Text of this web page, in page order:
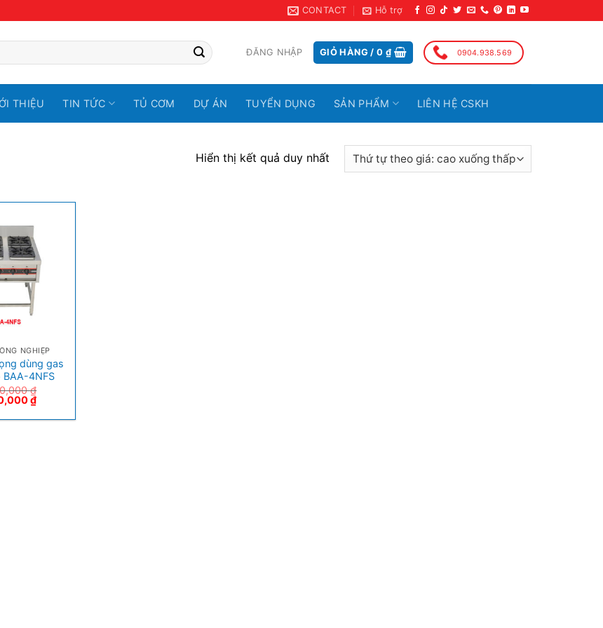
CONTACT Hỗ trợ
ĐĂNG NHẬP GIỎ HÀNG /0 ₫ 0904.938.569
THIỆU TIN TỨC TỦ CƠM DỰ ÁN TUYỂN DỤNG SẢN PHẨM LIÊN HỆ CSKH
Hiển thị kết quả duy nhất
NGHIỆP
dùng gas
BAA-4NFS
₫
₫